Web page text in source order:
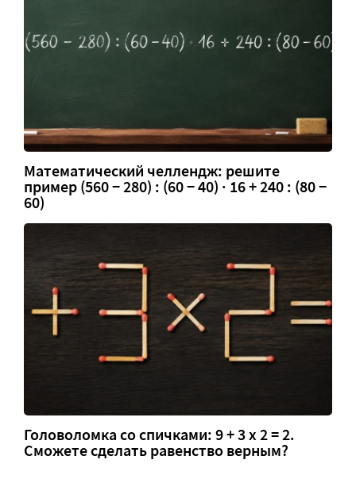
Математический челлендж: решите
пример (560 − 280) : (60 − 40) · 16 + 240 : (80 −
60)
Головоломка со спичками: 9 + 3 х 2 = 2.
Сможете сделать равенство верным?